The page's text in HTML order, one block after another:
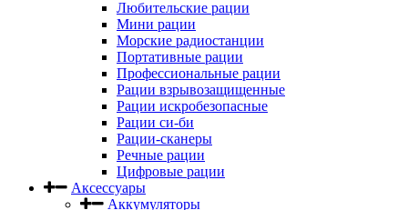
Любительские рации
Мини рации
Морские радиостанции
Портативные рации
Профессиональные рации
Рации взрывозащищенные
Рации искробезопасные
Рации си-би
Рации-сканеры
Речные рации
Цифровые рации
Аксессуары
Аккумуляторы